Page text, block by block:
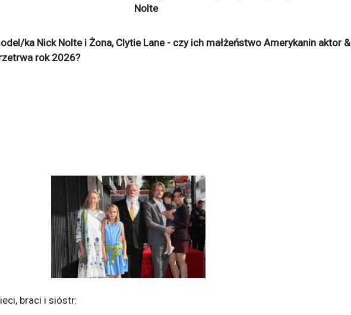
Nolte
ka Nick Nolte i Żona, Clytie Lane - czy ich małżeństwo Amerykanin aktor &
rok 2026?
braci i sióstr: